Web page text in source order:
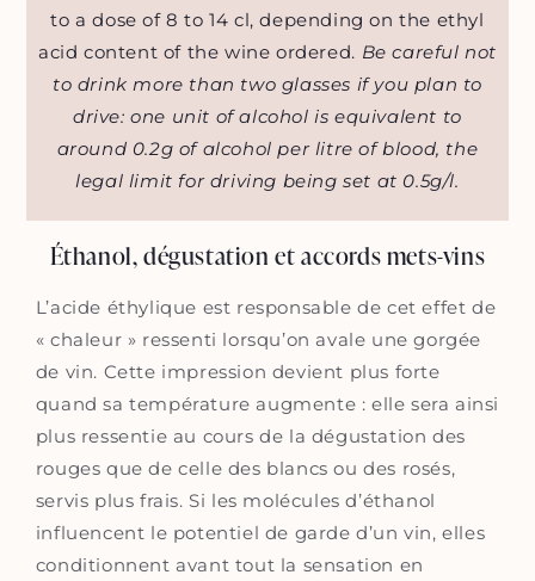
to a dose of 8 to 14 cl, depending on the ethyl
acid content of the wine ordered. Be careful not
to drink more than two glasses if you plan to
drive: one unit of alcohol is equivalent to
around 0.2g of alcohol per litre of blood, the
legal limit for driving being set at 0.5g/l.
Éthanol, dégustation et accords mets-vins
L’acide éthylique est responsable de cet effet de
« chaleur » ressenti lorsqu’on avale une gorgée
de vin. Cette impression devient plus forte
quand sa température augmente : elle sera ainsi
plus ressentie au cours de la dégustation des
rouges que de celle des blancs ou des rosés,
servis plus frais. Si les molécules d’éthanol
influencent le potentiel de garde d’un vin, elles
conditionnent avant tout la sensation en